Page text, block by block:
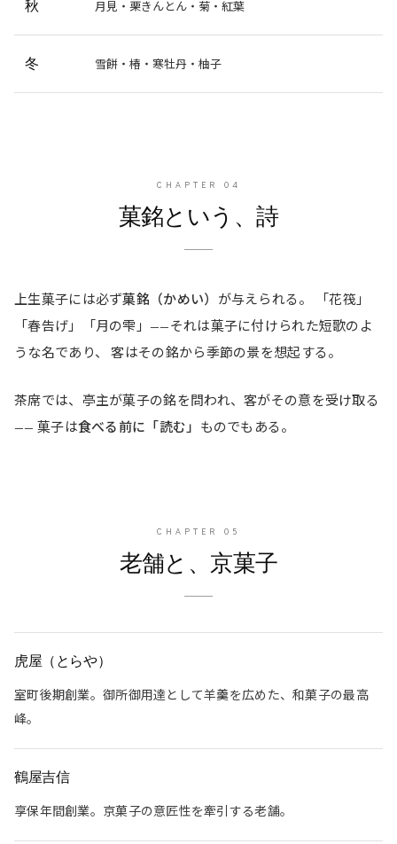
秋 月見・栗きんとん・菊・紅葉
冬 雪餅・椿・寒牡丹・柚子
CHAPTER 04
菓銘という、詩
上生菓子には必ず菓銘（かめい） が与えられる。 「花筏」
「春告げ」「月の雫」——それは菓子に付けられた短歌のよ
うな名であり、 客はその銘から季節の景を想起する。
茶席では、亭主が菓子の銘を問われ、客がその意を受け取る
—— 菓子は食べる前に「読む」 ものでもある。
CHAPTER 05
老舗と、京菓子
虎屋（とらや）
室町後期創業。御所御用達として羊羹を広めた、和菓子の最高
峰。
鶴屋吉信
享保年間創業。京菓子の意匠性を牽引する老舗。